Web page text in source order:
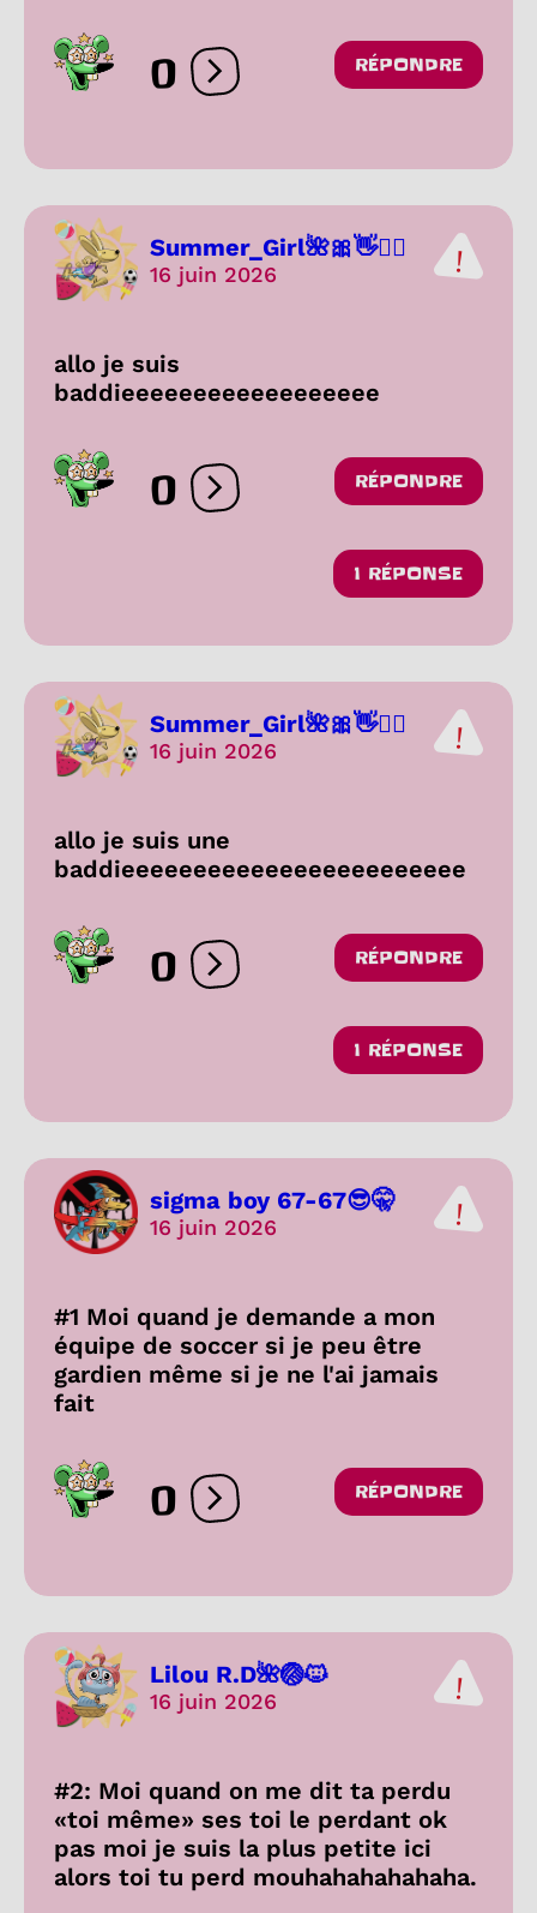
0 Ouvrir les réactions
RÉPONDRE
Summer_Girl🌺🎀👋❤️‍🔥
16 juin 2026
allo je suis
baddieeeeeeeeeeeeeeeeee
0 Ouvrir les réactions
RÉPONDRE
1 RÉPONSE
Summer_Girl🌺🎀👋❤️‍🔥
16 juin 2026
allo je suis une
baddieeeeeeeeeeeeeeeeeeeeeeee
0 Ouvrir les réactions
RÉPONDRE
1 RÉPONSE
sigma boy 67-67😎🤫
16 juin 2026
#1 Moi quand je demande a mon
équipe de soccer si je peu être
gardien même si je ne l'ai jamais
fait
0 Ouvrir les réactions
RÉPONDRE
Lilou R.D🌺🏐🐱
16 juin 2026
#2: Moi quand on me dit ta perdu
«toi même» ses toi le perdant ok
pas moi je suis la plus petite ici
alors toi tu perd mouhahahahahaha.